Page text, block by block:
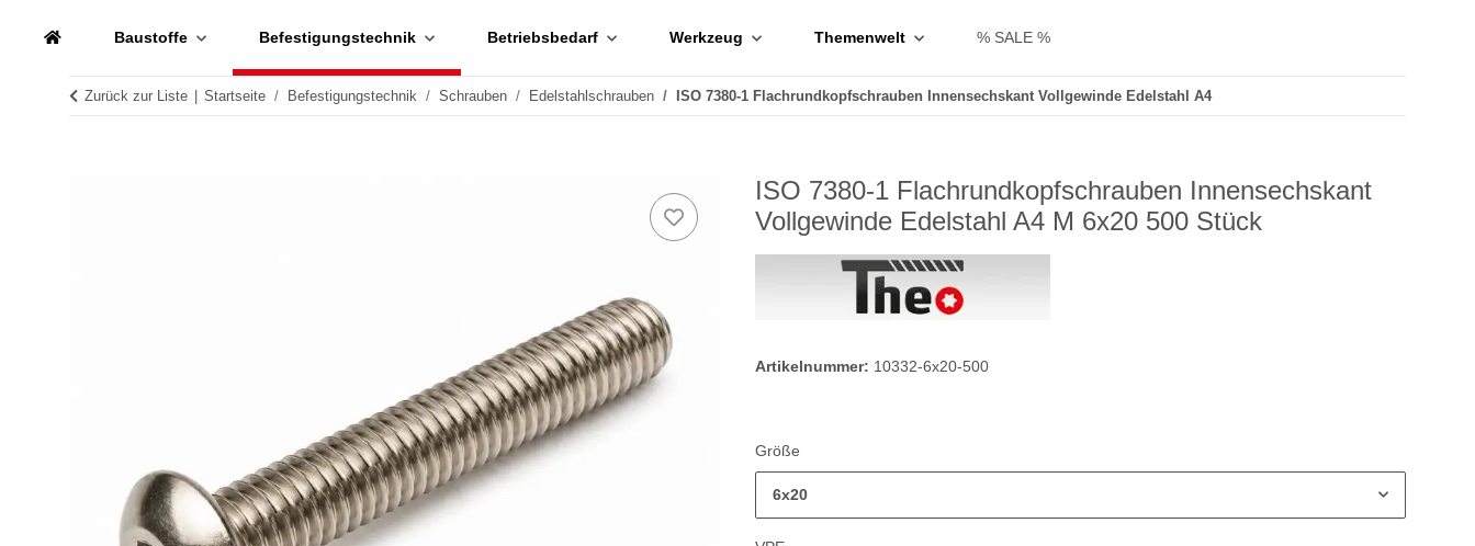
Baustoffe Befestigungstechnik Betriebsbedarf Werkzeug Themenwelt % SALE %
Zurück zur Liste Startseite Befestigungstechnik Schrauben Edelstahlschrauben ISO 7380-1 Flachrundkopfschrauben Innensechskant Vollgewinde Edelstahl A4
ISO 7380-1 Flachrundkopfschrauben Innensechskant
Vollgewinde Edelstahl A4 M 6x20 500 Stück
Artikelnummer: 10332-6x20-500
Größe
6x20